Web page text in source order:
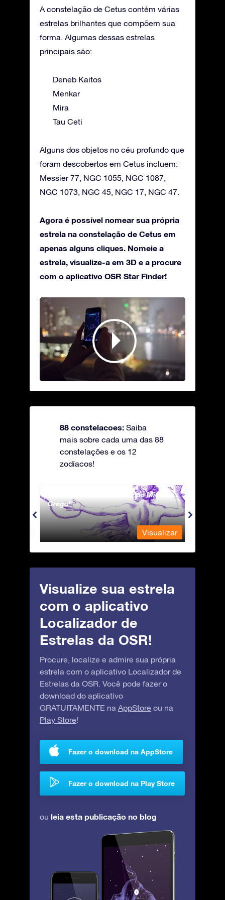
A constelação de Cetus contém várias
estrelas brilhantes que compõem sua
forma. Algumas dessas estrelas
principais são:
Deneb Kaitos
Menkar
Mira
Tau Ceti
Alguns dos objetos no céu profundo que
foram descobertos em Cetus incluem:
Messier 77, NGC 1055, NGC 1087,
NGC 1073, NGC 45, NGC 17, NGC 47.
Agora é possível nomear sua própria
estrela na constelação de Cetus em
apenas alguns cliques. Nomeie a
estrela, visualize-a em 3D e a procure
com o aplicativo OSR Star Finder!
88 constelacoes: Saiba
mais sobre cada uma das 88
constelações e os 12
zodíacos!
Andromeda - A Princesa do Mito
Grego
Visualizar
Visualize sua estrela
com o aplicativo
Localizador de
Estrelas da OSR!
Procure, localize e admire sua própria
estrela com o aplicativo Localizador de
Estrelas da OSR. Você pode fazer o
download do aplicativo
GRATUITAMENTE na AppStore ou na
Play Store!
Fazer o download na AppStore
Fazer o download na Play Store
ou leia esta publicação no blog